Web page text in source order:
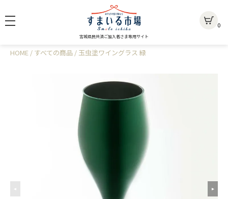
宮城県民共済ご加入者さま専用サイト
0
HOME すべての商品 玉虫塗ワイングラス 緑